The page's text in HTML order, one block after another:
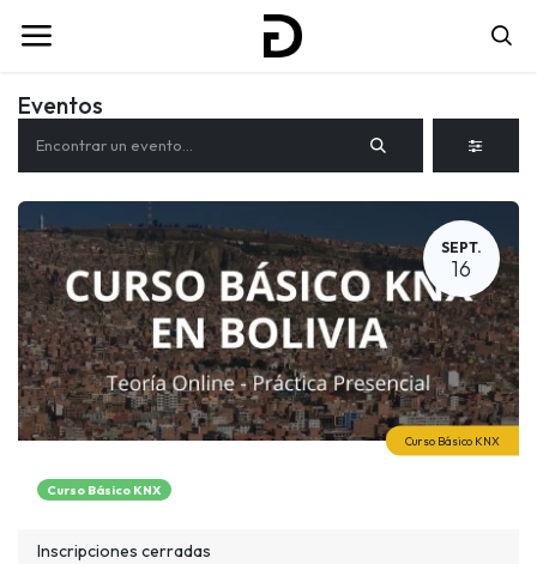
Eventos
SEPT.
16
Curso Básico KNX
Curso Básico KNX
Inscripciones cerradas